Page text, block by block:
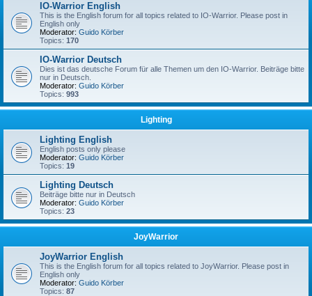
IO-Warrior English
This is the English forum for all topics related to IO-Warrior. Please post in
English only
Moderator: Guido Körber
Topics: 170
IO-Warrior Deutsch
Dies ist das deutsche Forum für alle Themen um den IO-Warrior. Beiträge bitte
nur in Deutsch.
Moderator: Guido Körber
Topics: 993
Lighting
Lighting English
English posts only please
Moderator: Guido Körber
Topics: 19
Lighting Deutsch
Beiträge bitte nur in Deutsch
Moderator: Guido Körber
Topics: 23
JoyWarrior
JoyWarrior English
This is the English forum for all topics related to JoyWarrior. Please post in
English only
Moderator: Guido Körber
Topics: 87